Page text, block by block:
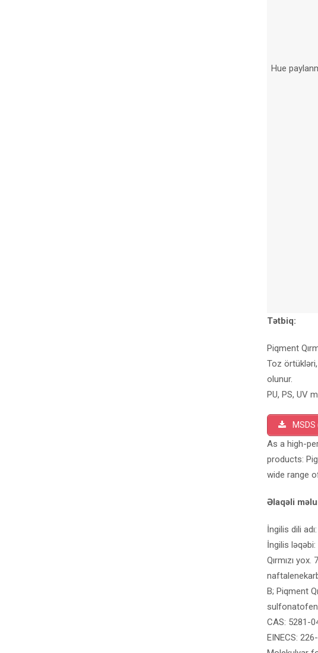
Hue
Tətbiq:
Piqment
Toz
olunur.
PU, PS, UV
MSDS
As a high-
products:
wide range
Əlaqəli
İngilis dili
İngilis ləqəbi:
Qırmızı
B; Piqment
CAS: 5281-
EINECS: